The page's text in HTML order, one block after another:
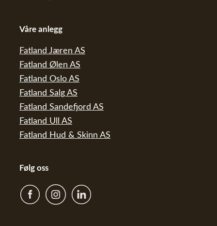
Våre anlegg
Fatland Jæren AS
Fatland Ølen AS
Fatland Oslo AS
Fatland Salg AS
Fatland Sandefjord AS
Fatland Ull AS
Fatland Hud & Skinn AS
Følg oss